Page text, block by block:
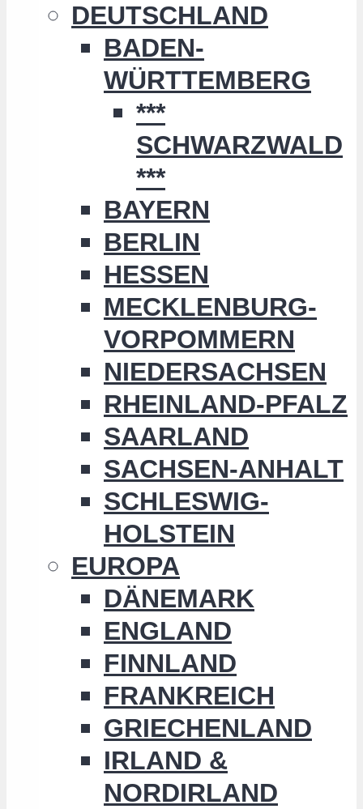
DEUTSCHLAND
BADEN-
WÜRTTEMBERG
***
SCHWARZWALD
***
BAYERN
BERLIN
HESSEN
MECKLENBURG-
VORPOMMERN
NIEDERSACHSEN
RHEINLAND-PFALZ
SAARLAND
SACHSEN-ANHALT
SCHLESWIG-
HOLSTEIN
EUROPA
DÄNEMARK
ENGLAND
FINNLAND
FRANKREICH
GRIECHENLAND
IRLAND &
NORDIRLAND